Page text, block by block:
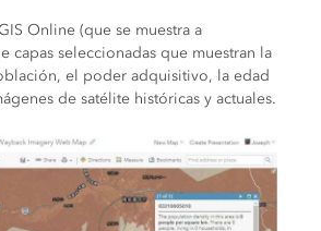
Online (que se muestra a
capas seleccionadas que muestran la
el poder adquisitivo, la edad
de satélite históricas y actuales.